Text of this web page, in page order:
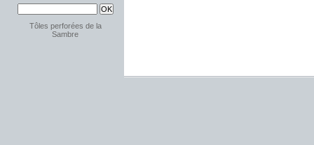
Tôles perforées de la
Sambre